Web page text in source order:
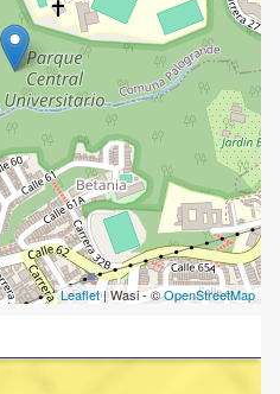
Leaflet| Wasi - ©OpenStreetMap